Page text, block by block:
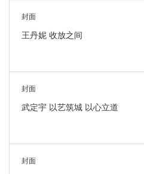
封面
王丹妮 收放之间
封面
武定宇 以艺筑城 以心立道
封面